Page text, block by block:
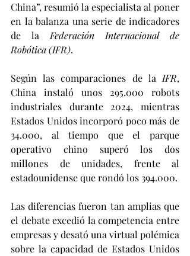
China”, resumió la especialista al poner
en la balanza una serie de indicadores
de la Federación Internacional de
Robótica (IFR).
Según las comparaciones de la IFR,
China instaló unos 295.000 robots
industriales durante 2024, mientras
Estados Unidos incorporó poco más de
34.000, al tiempo que el parque
operativo chino superó los dos
millones de unidades, frente al
estadounidense que rondó los 394.000.
Las diferencias fueron tan amplias que
el debate excedió la competencia entre
empresas y desató una virtual polémica
sobre la capacidad de Estados Unidos